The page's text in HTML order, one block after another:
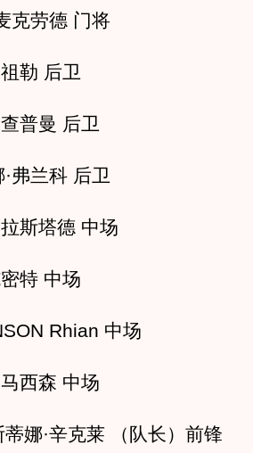
劳德 门将
勒 后卫
普曼 后卫
兰科 后卫
斯塔德 中场
特 中场
Rhian 中场
西森 中场
·辛克莱 （队长）前锋